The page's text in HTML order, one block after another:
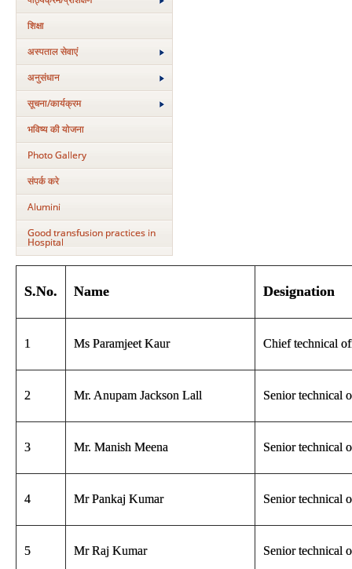
शिक्षा
अस्‍पताल सेवाएं
अनुसंधान
सूचना/कार्यक्रम
भविष्य की योजना
Photo Gallery
संपर्क करे
Alumini
Good transfusion practices in
Hospital
S.No. Name Designation
1 Ms Paramjeet Kaur Chief technical
2 Mr. Anupam Jackson Lall Senior technical
3 Mr. Manish Meena Senior technical
4 Mr Pankaj Kumar Senior technical
5 Mr Raj Kumar Senior technical